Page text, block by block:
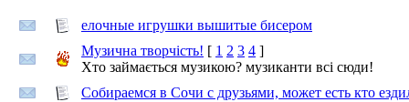
елочные игрушки вышитые бисером
Музична творчість! [ 1 2 3 4 ]
Хто займається музикою? музиканти всі сюди!
Собираемся в Сочи с друзьями, может есть кто